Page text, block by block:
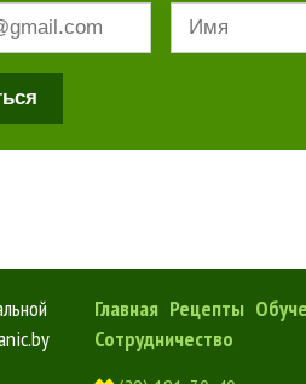
Главная Рецепты
Сотрудничество